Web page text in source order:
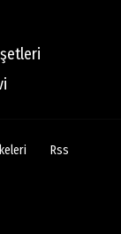
10 yılında
Rss